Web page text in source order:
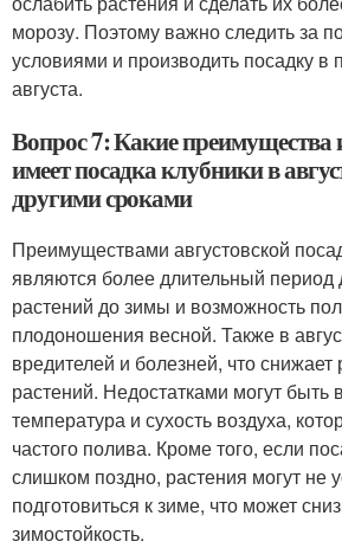
морозу. Поэтому важно следить за
условиями и производить посадку в
августа.
Вопрос 7: Какие преимущества
имеет посадка клубники в
другими сроками
Преимуществами августовской
являются более длительный период
растений до зимы и возможность
плодоношения весной. Также в
вредителей и болезней, что
растений. Недостатками могут быть
температура и сухость воздуха,
частого полива. Кроме того, если
слишком поздно, растения могут не
подготовиться к зиме, что может
зимостойкость.